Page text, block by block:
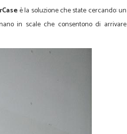
è la soluzione che state cercando: un
in scale che consentono di arrivare